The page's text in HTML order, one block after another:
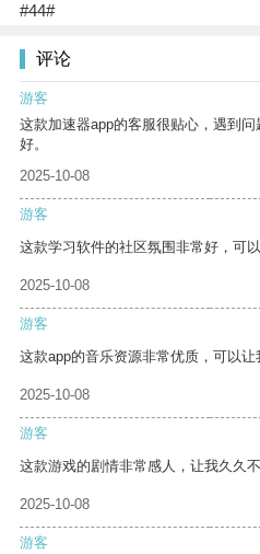
#44#
评论
游客
这款加速器app的客服很贴心，遇到
好。
2025-10-08
游客
这款学习软件的社区氛围非常好，可
2025-10-08
游客
这款app的音乐资源非常优质，可以让
2025-10-08
游客
这款游戏的剧情非常感人，让我久久不
2025-10-08
游客